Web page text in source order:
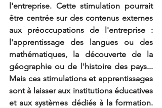
l'entreprise. Cette stimulation pourrait
être centrée sur des contenus externes
aux préoccupations de l'entreprise :
l'apprentissage des langues ou des
mathématiques, la découverte de la
géographie ou de l'histoire des pays...
Mais ces stimulations et apprentissages
sont à laisser aux institutions éducatives
et aux systèmes dédiés à la formation.